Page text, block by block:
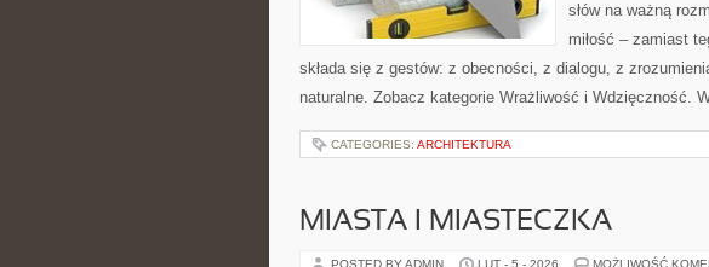
słów na ważną
miłość – zamiast
składa się z gestów: z obecności, z dialogu, z
naturalne. Zobacz kategorie Wrażliwość i Wdzięczność.
CATEGORIES: ARCHITEKTURA
MIASTA I MIASTECZKA
POSTED BY ADMIN LUT - 5 - 2026 MOŻLIWOŚĆ